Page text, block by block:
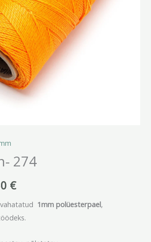
274
€
1mm polüesterpael,